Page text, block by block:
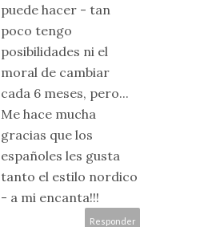
puede hacer - tan
poco tengo
posibilidades ni el
moral de cambiar
cada 6 meses, pero...
Me hace mucha
gracias que los
españoles les gusta
tanto el estilo nordico
- a mi encanta!!!
Responder